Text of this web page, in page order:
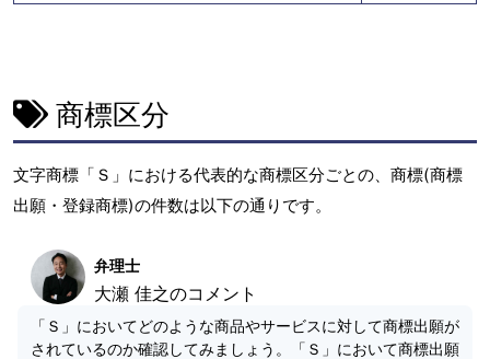
商標区分
文字商標「Ｓ」における代表的な商標区分ごとの、商標(商標
出願・登録商標)の件数は以下の通りです。
弁理士
大瀬 佳之のコメント
「Ｓ」においてどのような商品やサービスに対して商標出願が
されているのか確認してみましょう。「Ｓ」において商標出願